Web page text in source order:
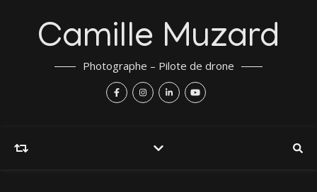
Camille Muzard
Photographe – Pilote de drone